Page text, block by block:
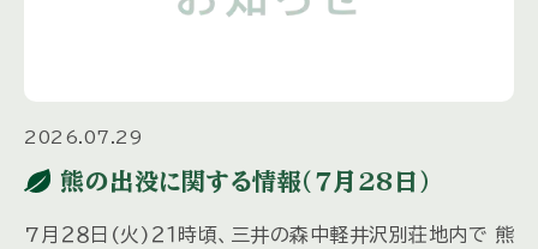
2026.07.29
熊の出没に関する情報(７月28日)
7月２８日(火)２１時頃、三井の森中軽井沢別荘地内で 熊